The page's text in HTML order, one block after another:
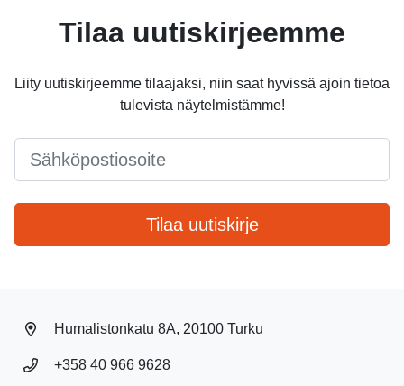
Tilaa uutiskirjeemme
Liity uutiskirjeemme tilaajaksi, niin saat hyvissä ajoin tietoa
tulevista näytelmistämme!
Tilaa uutiskirje
Humalistonkatu 8A, 20100 Turku
+358 40 966 9628